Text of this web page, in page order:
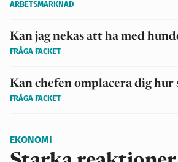
ARBETSMARKNAD
Kan jag nekas att ha med
FRÅGA FACKET
Kan chefen omplacera dig hur
FRÅGA FACKET
EKONOMI